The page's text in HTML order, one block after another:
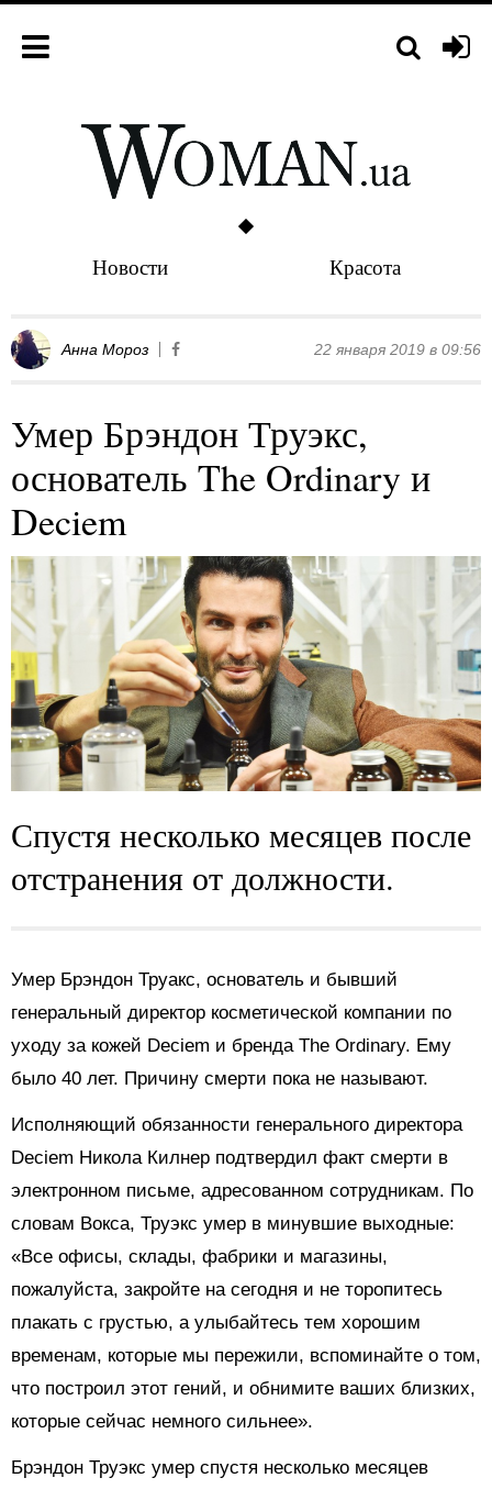
Новости Красота
Анна Мороз 22 января 2019 в 09:56
Умер Брэндон Труэкс,
основатель The Ordinary и
Deciem
Спустя несколько месяцев после
отстранения от должности.
Умер Брэндон Труакс, основатель и бывший
генеральный директор косметической компании по
уходу за кожей Deciem и бренда The Ordinary. Ему
было 40 лет. Причину смерти пока не называют.
Исполняющий обязанности генерального директора
Deciem Никола Килнер подтвердил факт смерти в
электронном письме, адресованном сотрудникам. По
словам Вокса, Труэкс умер в минувшие выходные:
«Все офисы, склады, фабрики и магазины,
пожалуйста, закройте на сегодня и не торопитесь
плакать с грустью, а улыбайтесь тем хорошим
временам, которые мы пережили, вспоминайте о том,
что построил этот гений, и обнимите ваших близких,
которые сейчас немного сильнее».
Брэндон Труэкс умер спустя несколько месяцев